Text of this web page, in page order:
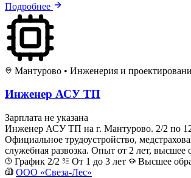
Подробнее
Мантурово • Инженерия и
Инженер АСУ ТП
Зарплата не указана
Инженер АСУ ТП на г. Мантурово. 2/2 по 12
Официальное трудоустройство,
служебная развозка. Опыт от 2 лет, высшее
График 2/2
От 1 до 3 лет
Высшее
ООО «Свеза-Лес»